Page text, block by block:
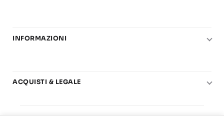
Chitarra
Basi play-along
INFORMAZIONI
Carta del Docente
ACQUISTI & LEGALE